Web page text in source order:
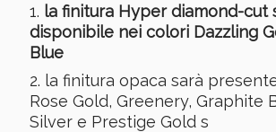
la finitura Hyper diamond-cut
disponibile nei colori Dazzling
Blue
la finitura opaca sarà
Rose Gold, Greenery, Graphite
Silver e Prestige Gold s